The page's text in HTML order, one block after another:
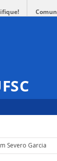
Severo Garcia